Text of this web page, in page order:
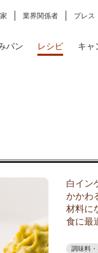
業界関係者 プレス
パン レシピ キャ
白イン
かかわ
材料に
食に最
調味料